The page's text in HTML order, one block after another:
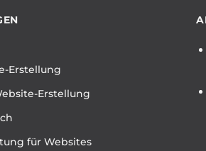
Erstellung
Erstellung
für Websites